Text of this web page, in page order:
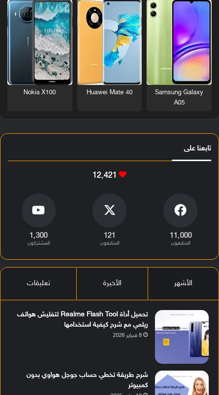
Samsung Galaxy
A05
Huawei Mate 40
Nokia X100
تابعنا على
12٬421
11٬000
المتابعون
121
المتابعون
1٬300
المشتركون
الأشهر الأخيرة تعليقات
تحميل أداة Realme Flash Tool لتفليش هواتف
ريلمي مع شرح كيفية استخدامها
8 فبراير 2026
شرح طريقة تخطي حساب جوجل هواوي بدون
كمبيوتر